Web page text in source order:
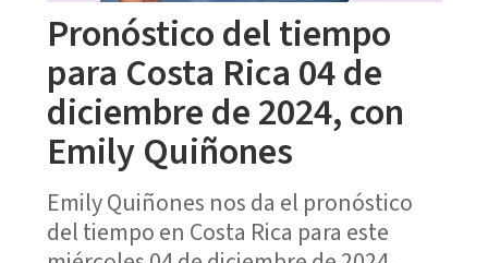
Pronóstico del tiempo
para Costa Rica 04 de
diciembre de 2024, con
Emily Quiñones
Emily Quiñones nos da el pronóstico
del tiempo en Costa Rica para este